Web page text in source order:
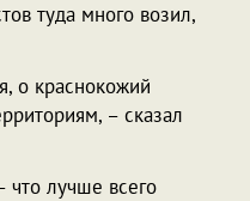
туда много возил,
о краснокожий
– сказал
что лучше всего